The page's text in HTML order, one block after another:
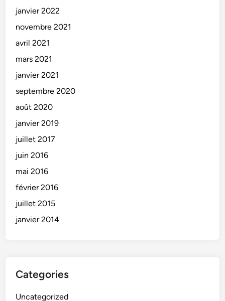
janvier 2022
novembre 2021
avril 2021
mars 2021
janvier 2021
septembre 2020
août 2020
janvier 2019
juillet 2017
juin 2016
mai 2016
février 2016
juillet 2015
janvier 2014
Categories
Uncategorized